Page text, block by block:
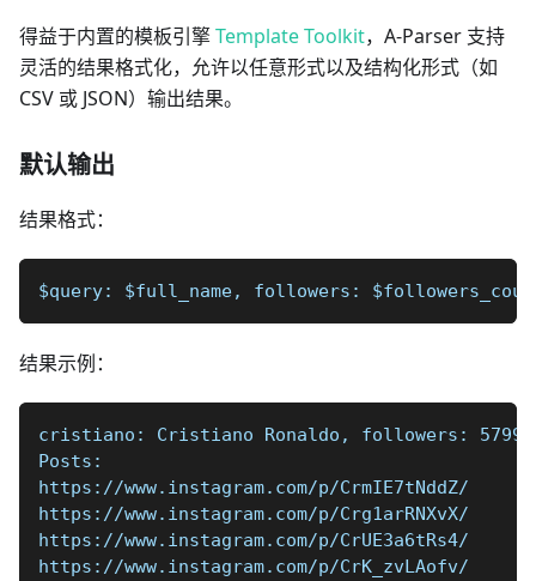
得益于内置的模板引擎Template Toolkit，A-Parser 支持
灵活的结果格式化，允许以任意形式以及结构化形式（如
CSV 或 JSON）输出结果。
默认输出
结果格式：
$query: $full_name, followers:
结果示例：
cristiano: Cristiano Ronaldo, followers:
Posts:
https://www.instagram.com/p/CrmIE7tNddZ/
https://www.instagram.com/p/Crg1arRNXvX/
https://www.instagram.com/p/CrUE3a6tRs4/
https://www.instagram.com/p/CrK_zvLAofv/